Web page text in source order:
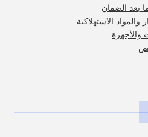
بعد الضمان
والمواد الاستهلاكية
والأجهزة